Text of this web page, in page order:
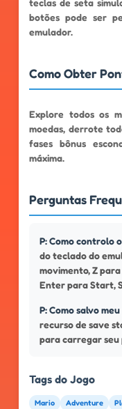
teclas de seta
botões pode ser
emulador.
Como Obter
Explore todos os
moedas, derrote
fases bônus
máxima.
Perguntas
P: Como controlo
do teclado do
movimento, Z
Enter para Start,
P: Como salvo
recurso de save
para carregar seu
Tags do Jogo
Mario Adventure